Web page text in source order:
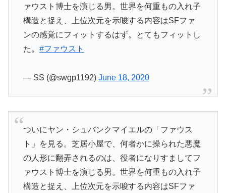
ァウスト博士を演じる男。世界を何重もの入れ子
構造と捉え、上位次元を示唆する内容はSFファ
ンの感覚にフィットするはず。とてもフィットし
た。 #ファウスト
— SS (@swgp1192) June 18, 2020
ついにヤン・シュバンクマイエルの「ファウス
ト」を見る。芝居小屋で、何者かに操られた悪魔
の人形に翻弄されるのは、役者になりすましてフ
ァウスト博士を演じる男。世界を何重もの入れ子
構造と捉え、上位次元を示唆する内容はSFファ